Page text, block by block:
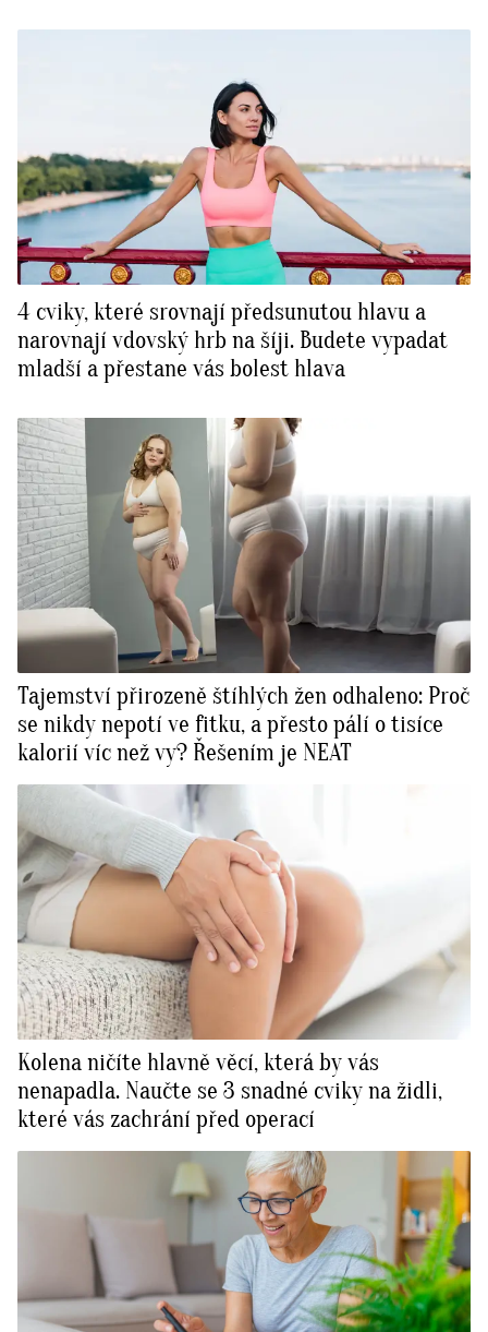
4 cviky, které srovnají předsunutou hlavu a
narovnají vdovský hrb na šíji. Budete vypadat
mladší a přestane vás bolest hlava
Tajemství přirozeně štíhlých žen odhaleno: Proč
se nikdy nepotí ve fitku, a přesto pálí o tisíce
kalorií víc než vy? Řešením je NEAT
Kolena ničíte hlavně věcí, která by vás
nenapadla. Naučte se 3 snadné cviky na židli,
které vás zachrání před operací